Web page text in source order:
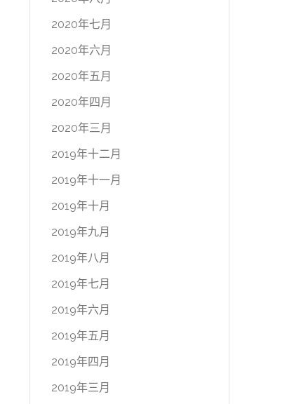
2020年七月
2020年六月
2020年五月
2020年四月
2020年三月
2019年十二月
2019年十一月
2019年十月
2019年九月
2019年八月
2019年七月
2019年六月
2019年五月
2019年四月
2019年三月